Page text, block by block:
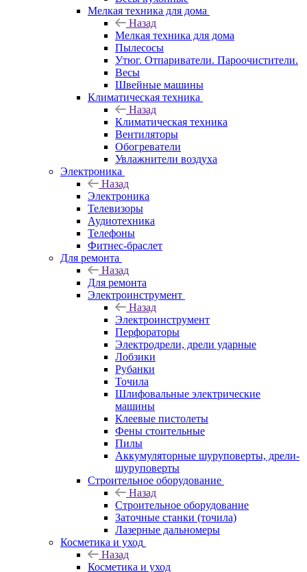
Мелкая техника для дома
Назад
Мелкая техника для дома
Пылесосы
Утюг. Отпариватели. Пароочистители.
Весы
Швейные машины
Климатическая техника
Назад
Климатическая техника
Вентиляторы
Обогреватели
Увлажнители воздуха
Электроника
Назад
Электроника
Телевизоры
Аудиотехника
Телефоны
Фитнес-браслет
Для ремонта
Назад
Для ремонта
Электроинструмент
Назад
Электроинструмент
Перфораторы
Электродрели, дрели ударные
Лобзики
Рубанки
Точила
Шлифовальные электрические
машины
Клеевые пистолеты
Фены стоительные
Пилы
Аккумуляторные шуруповерты, дрели-
шуруповерты
Строительное оборудование
Назад
Строительное оборудование
Заточные станки (точила)
Лазерные дальномеры
Косметика и уход
Назад
Косметика и уход